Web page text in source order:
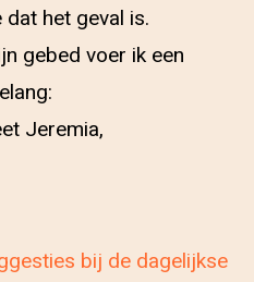
dat het geval is.
gebed voer ik een
Jeremia,
bij de dagelijkse